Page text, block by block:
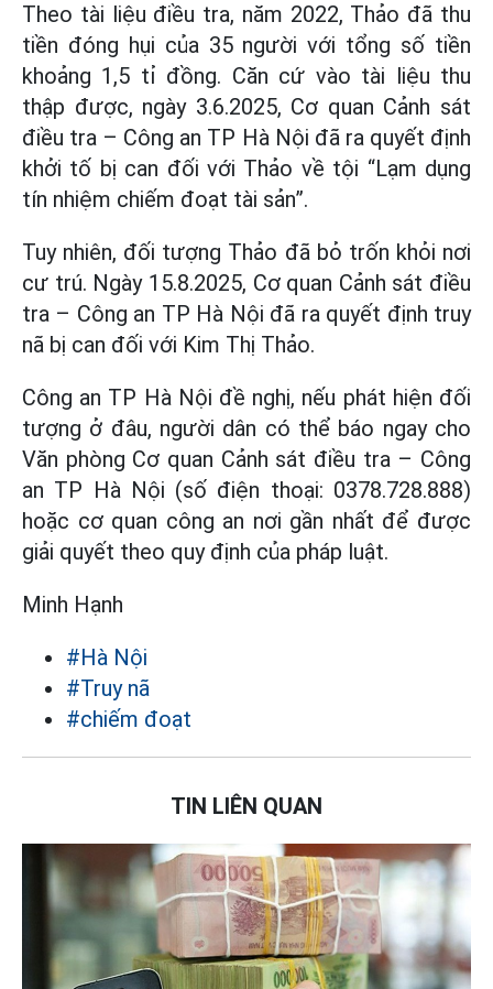
Theo tài liệu điều tra, năm 2022, Thảo đã thu
tiền đóng hụi của 35 người với tổng số tiền
khoảng 1,5 tỉ đồng. Căn cứ vào tài liệu thu
thập được, ngày 3.6.2025, Cơ quan Cảnh sát
điều tra – Công an TP Hà Nội đã ra quyết định
khởi tố bị can đối với Thảo về tội “Lạm dụng
tín nhiệm chiếm đoạt tài sản”.
Tuy nhiên, đối tượng Thảo đã bỏ trốn khỏi nơi
cư trú. Ngày 15.8.2025, Cơ quan Cảnh sát điều
tra – Công an TP Hà Nội đã ra quyết định truy
nã bị can đối với Kim Thị Thảo.
Công an TP Hà Nội đề nghị, nếu phát hiện đối
tượng ở đâu, người dân có thể báo ngay cho
Văn phòng Cơ quan Cảnh sát điều tra – Công
an TP Hà Nội (số điện thoại: 0378.728.888)
hoặc cơ quan công an nơi gần nhất để được
giải quyết theo quy định của pháp luật.
Minh Hạnh
#Hà Nội
#Truy nã
#chiếm đoạt
TIN LIÊN QUAN